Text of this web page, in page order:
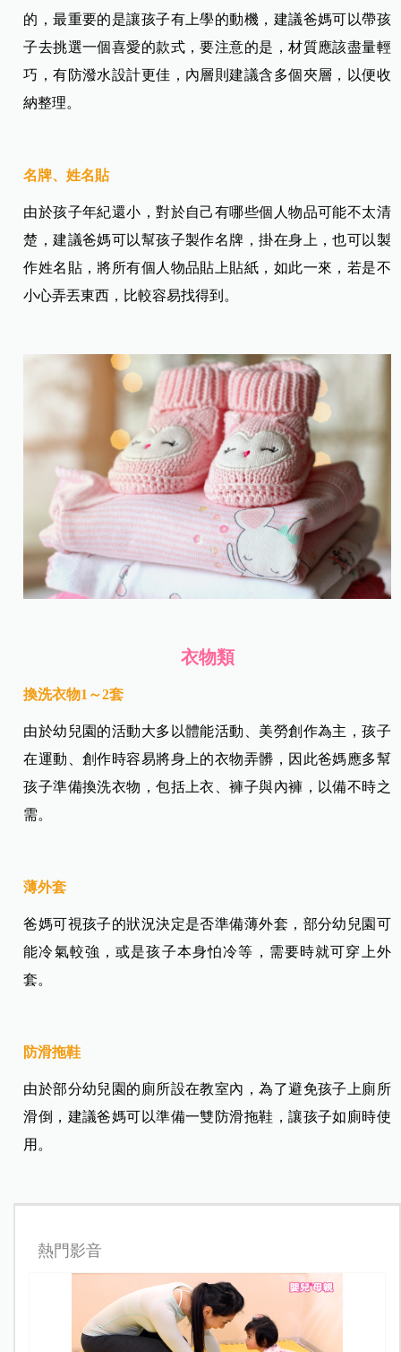
的，最重要的是讓孩子有上學的動機，建議爸媽可以帶孩
子去挑選一個喜愛的款式，要注意的是，材質應該盡量輕
巧，有防潑水設計更佳，內層則建議含多個夾層，以便收
納整理。
名牌、姓名貼
由於孩子年紀還小，對於自己有哪些個人物品可能不太清
楚，建議爸媽可以幫孩子製作名牌，掛在身上，也可以製
作姓名貼，將所有個人物品貼上貼紙，如此一來，若是不
小心弄丟東西，比較容易找得到。
衣物類
換洗衣物1～2套
由於幼兒園的活動大多以體能活動、美勞創作為主，孩子
在運動、創作時容易將身上的衣物弄髒，因此爸媽應多幫
孩子準備換洗衣物，包括上衣、褲子與內褲，以備不時之
需。
薄外套
爸媽可視孩子的狀況決定是否準備薄外套，部分幼兒園可
能冷氣較強，或是孩子本身怕冷等，需要時就可穿上外
套。
防滑拖鞋
由於部分幼兒園的廁所設在教室內，為了避免孩子上廁所
滑倒，建議爸媽可以準備一雙防滑拖鞋，讓孩子如廁時使
用。
熱門影音